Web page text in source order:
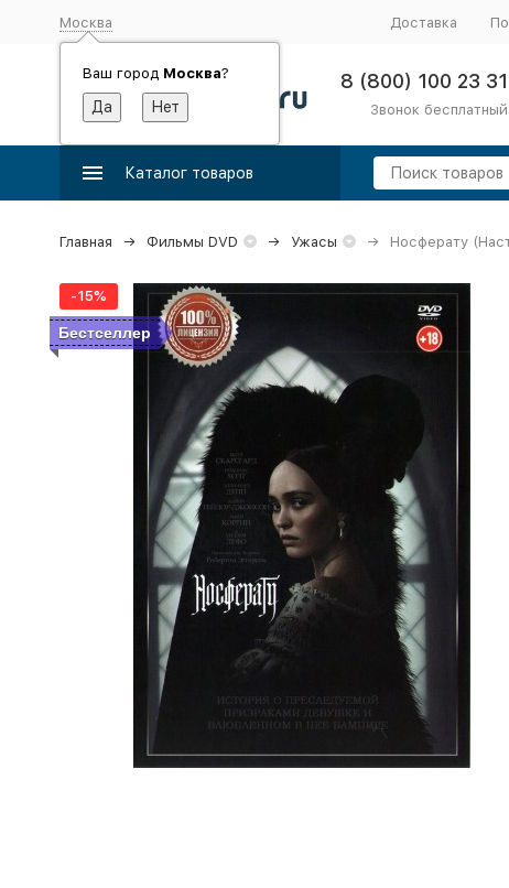
Москва
Ваш город Москва?
Доставка
8 (800) 100 23 31
Звонок бесплатный
Каталог товаров
Главная Фильмы DVD Ужасы Носферату
-15%
Бестселлер